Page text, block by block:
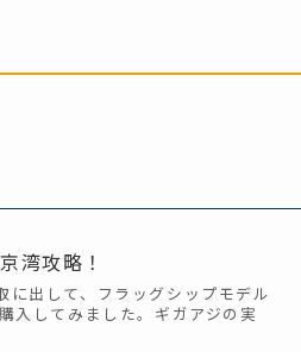
湾攻略！
に出して、フラッグシップモデル
入してみました。ギガアジの実